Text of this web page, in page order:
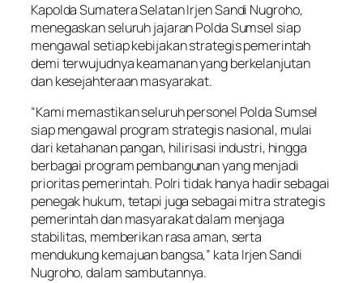
Kapolda Sumatera Selatan Irjen Sandi Nugroho,
menegaskan seluruh jajaran Polda Sumsel siap
mengawal setiap kebijakan strategis pemerintah
demi terwujudnya keamanan yang berkelanjutan
dan kesejahteraan masyarakat.
“Kami memastikan seluruh personel Polda Sumsel
siap mengawal program strategis nasional, mulai
dari ketahanan pangan, hilirisasi industri, hingga
berbagai program pembangunan yang menjadi
prioritas pemerintah. Polri tidak hanya hadir sebagai
penegak hukum, tetapi juga sebagai mitra strategis
pemerintah dan masyarakat dalam menjaga
stabilitas, memberikan rasa aman, serta
mendukung kemajuan bangsa,” kata Irjen Sandi
Nugroho, dalam sambutannya.